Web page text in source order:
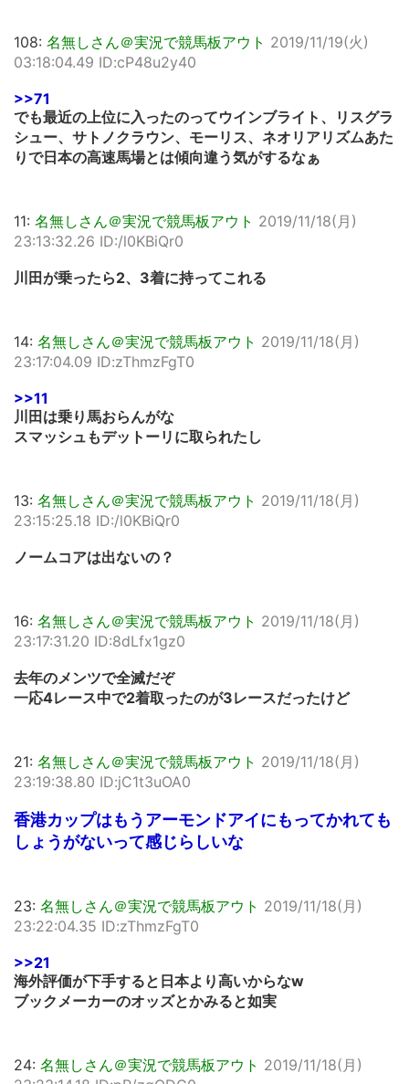
108: 名無しさん＠実況で競馬板アウト 2019/11/19(火)
03:18:04.49 ID:cP48u2y40
>>71
でも最近の上位に入ったのってウインブライト、リスグラ
シュー、サトノクラウン、モーリス、ネオリアリズムあた
りで日本の高速馬場とは傾向違う気がするなぁ
11: 名無しさん＠実況で競馬板アウト 2019/11/18(月)
23:13:32.26 ID:/l0KBiQr0
川田が乗ったら2、3着に持ってこれる
14: 名無しさん＠実況で競馬板アウト 2019/11/18(月)
23:17:04.09 ID:zThmzFgT0
>>11
川田は乗り馬おらんがな
スマッシュもデットーリに取られたし
13: 名無しさん＠実況で競馬板アウト 2019/11/18(月)
23:15:25.18 ID:/l0KBiQr0
ノームコアは出ないの？
16: 名無しさん＠実況で競馬板アウト 2019/11/18(月)
23:17:31.20 ID:8dLfx1gz0
去年のメンツで全滅だぞ
一応4レース中で2着取ったのが3レースだったけど
21: 名無しさん＠実況で競馬板アウト 2019/11/18(月)
23:19:38.80 ID:jC1t3uOA0
香港カップはもうアーモンドアイにもってかれても
しょうがないって感じらしいな
23: 名無しさん＠実況で競馬板アウト 2019/11/18(月)
23:22:04.35 ID:zThmzFgT0
>>21
海外評価が下手すると日本より高いからなw
ブックメーカーのオッズとかみると如実
24: 名無しさん＠実況で競馬板アウト 2019/11/18(月)